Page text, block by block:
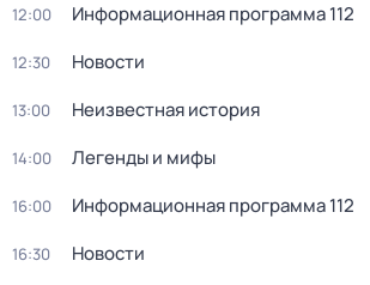
12:00 Информационная программа 112
12:30 Новости
13:00 Неизвестная история
14:00 Легенды и мифы
16:00 Информационная программа 112
16:30 Новости